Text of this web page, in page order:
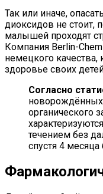
Так или иначе,
диоксидов не стоит,
малышей проходят
Компания Berlin-
немецкого
здоровье своих
Согласно
органического
течением без
спустя 4 месяца